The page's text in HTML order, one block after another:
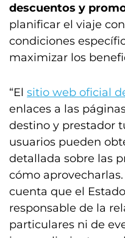
descuentos y
planificar el viaje
condiciones
maximizar los
“El sitio web oficial
enlaces a las
destino y prestador
usuarios pueden
detallada sobre las
cómo
cuenta que el
responsable de la
particulares ni de